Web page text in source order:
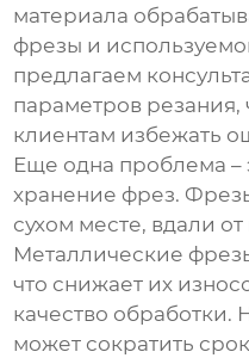
материала
фрезы и
предлагаем
параметров
клиентам избежать
Еще одна проблема –
хранение фрез.
сухом месте, вдали
Металлические
что снижает их
качество
может сократить